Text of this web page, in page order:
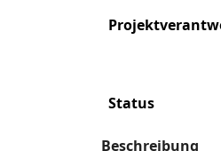
Status
Beschreibung